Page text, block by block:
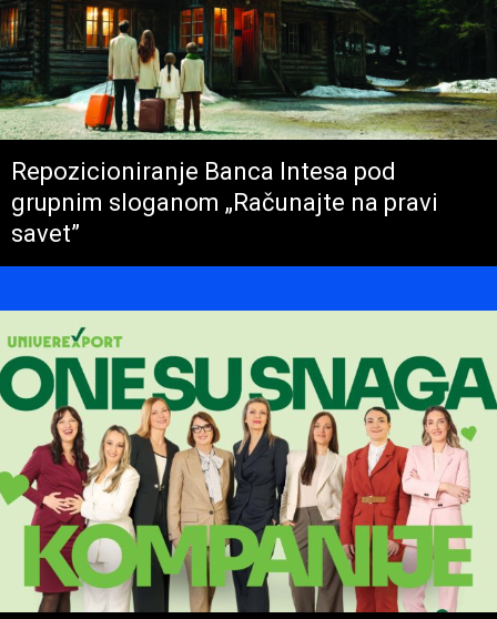
Repozicioniranje Banca Intesa pod
grupnim sloganom „Računajte na pravi
savet”